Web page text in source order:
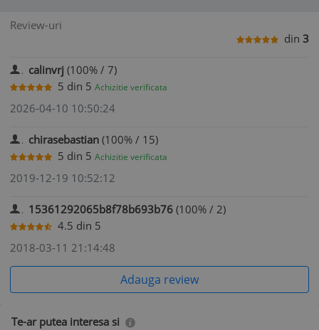
Review-uri
din 3
calinvrj (100% / 7)
5 din 5 Achizitie verificata
2026-04-10 10:50:24
chirasebastian (100% / 15)
5 din 5 Achizitie verificata
2019-12-19 10:52:12
15361292065b8f78b693b76 (100% / 2)
4.5 din 5
2018-03-11 21:14:48
Adauga review
Te-ar putea interesa si